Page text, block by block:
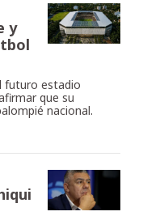
y
futuro estadio
que su
nacional.